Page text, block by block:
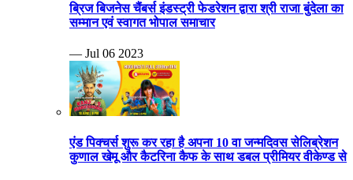
ब्रिज बिजनेस चैंबर्स इंडस्ट्री फेडरेशन द्वारा श्री राजा बुंदेला का
सम्मान एवं स्वागत भोपाल समाचार
— Jul 06 2023
एंड पिक्चर्स शुरू कर रहा है अपना 10 वा जन्मदिवस सेलिब्रेशन
कुणाल खेमू और कैटरिना कैफ के साथ डबल प्रीमियर वीकेण्ड से